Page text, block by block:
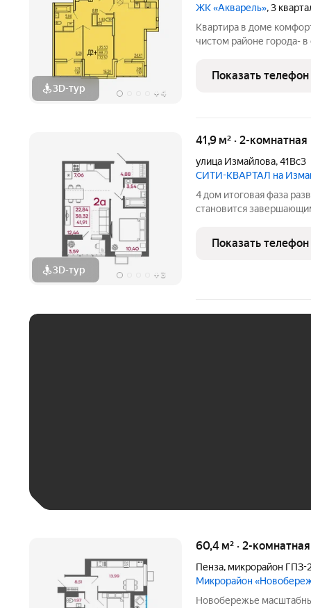
3D-тур + 4
ЖК «Акварель», 3
Квартира в доме
чистом районе города-
зона для выгула собак.
Показать телефон
3D-тур + 3
41,9 м² · 2-
улица Измайлова,41Вс3
СИТИ-КВАРТАЛ на
4 дом итоговая фаза развития проекта Сити-квартал, он
становится
Расположенный в
формирует более
Показать телефон
60,4 м² · 2-
Пенза, микрорайон ГПЗ-
Микрорайон
Новобережье масштабный жилой проект на берегу Старой Суры,